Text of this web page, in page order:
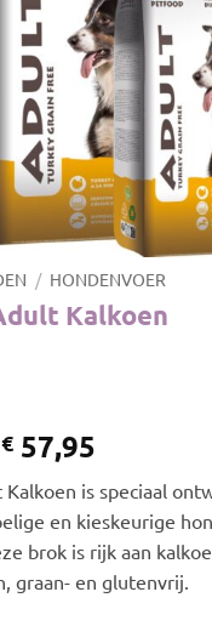
/ HONDENVOER
Kalkoen
€ 57,95
€ 24,95
tot
€ 57,95
is speciaal
en kieskeurige
brok is rijk aan
graan- en glutenvrij.